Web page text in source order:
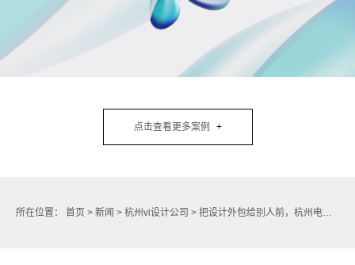
点击查看更多案例
所在位置： 首页 > 新闻 > 杭州vi设计公司 > 把设计外包给别人前，杭州电商团队必须先想清的事